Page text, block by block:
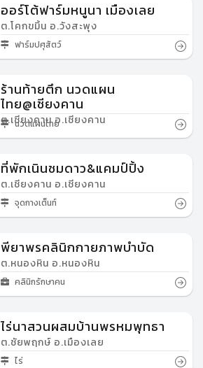
ออร์โต้ฟาร์มหนูนา เมืองเลย
ต.โคกขมิ้น อ.วังสะพุง
ฟาร์มปศุสัตว์
ร้านท้ายตึก นวดแผน
ไทย@เชียงคาน
ต.เชียงคาน อ.เชียงคาน
นวดแผนไทย
ที่พักเนินชมดาว&แคมป์ปิ้ง
ต.เชียงคาน อ.เชียงคาน
จุดกางเต็นท์
พียาพรคลินิกกายภาพบำบัด
ต.หนองหิน อ.หนองหิน
คลินิกรักษาคน
ไร่นาสวนผสมบ้านพรหมพุทธา
ต.ชัยพฤกษ์ อ.เมืองเลย
ไร่